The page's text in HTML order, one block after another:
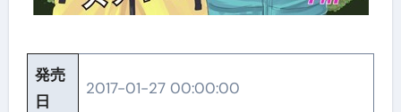
発売
日
2017-01-27 00:00:00